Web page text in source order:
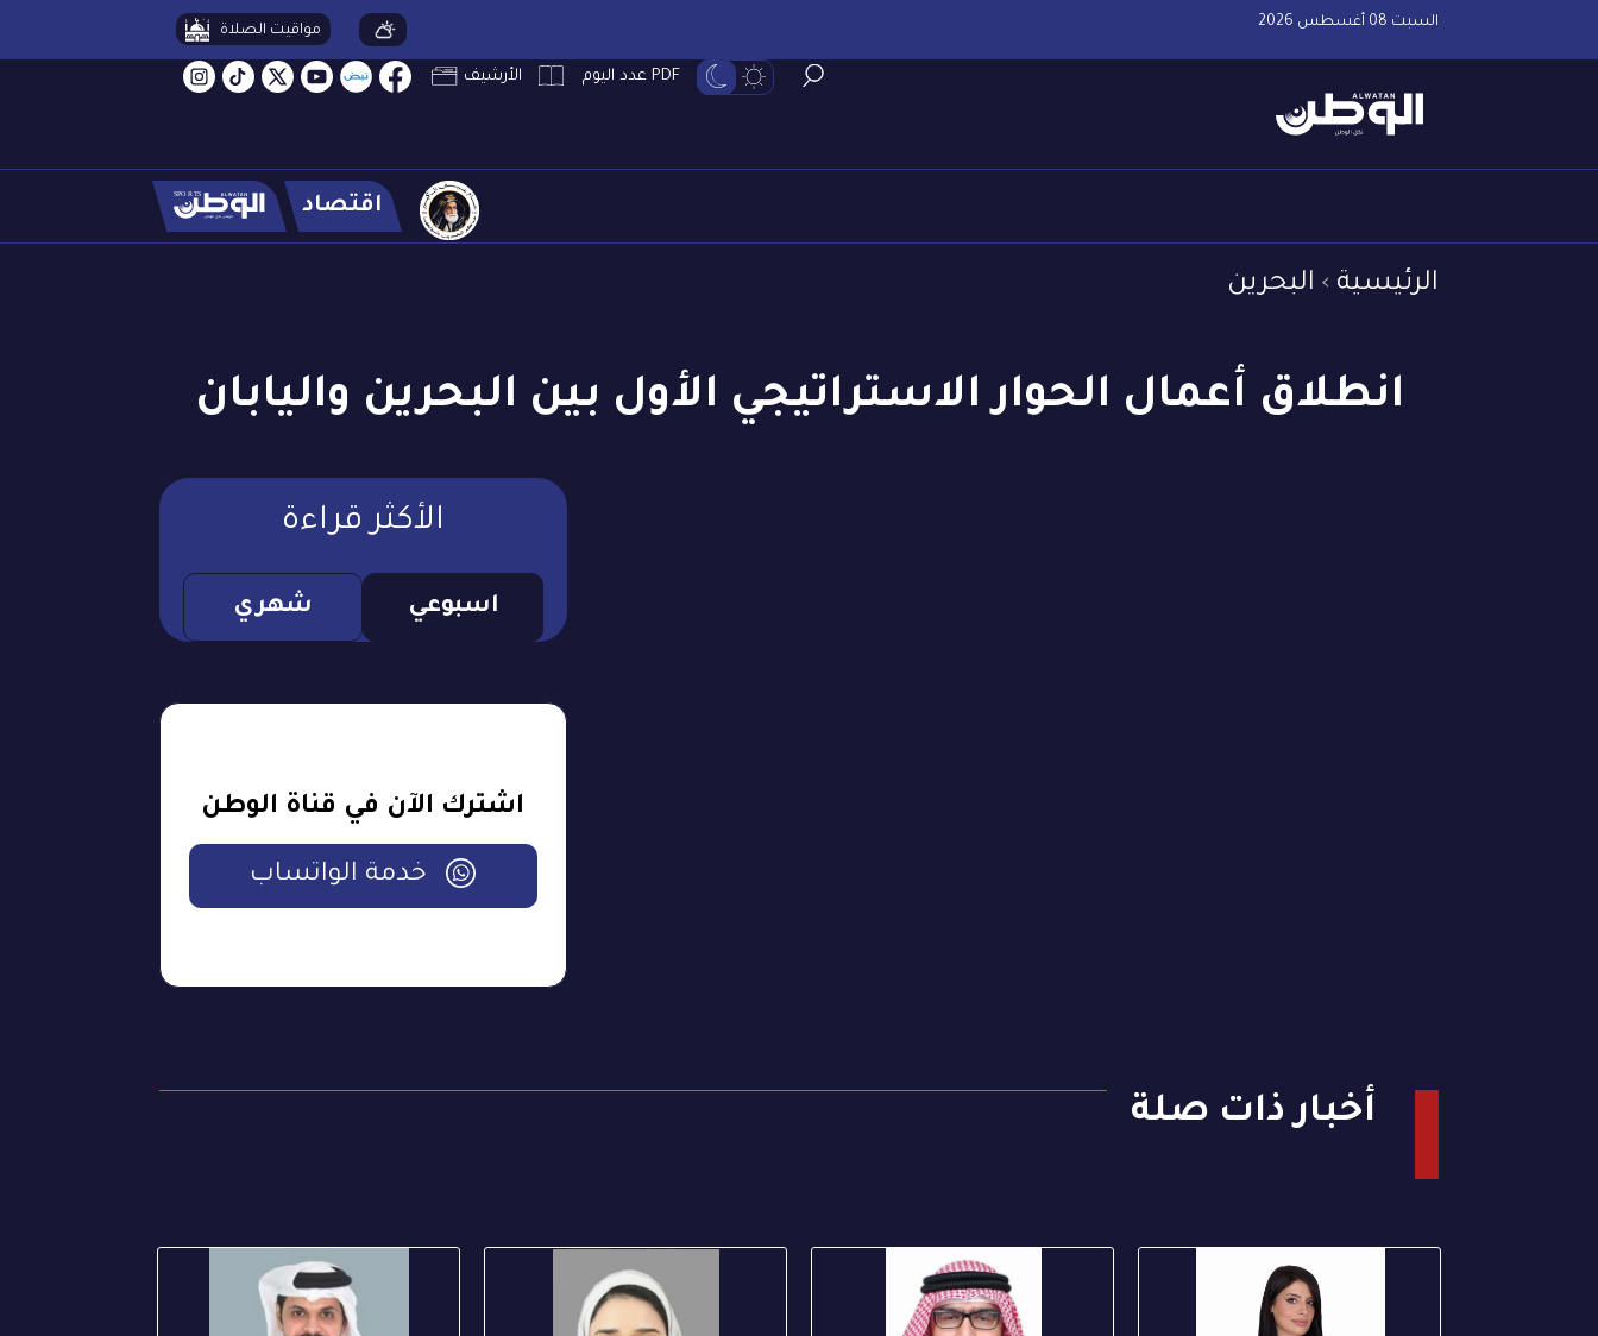
السبت 08 أغسطس 2026 مواقيت الصلاة
PDF عدد اليوم الأرشيف
اقتصاد
الرئيسية البحرين
انطلاق أعمال الحوار الاستراتيجي الأول بين البحرين واليابان
الأكثر قراءة
اسبوعي شهري
اشترك الآن في قناة الوطن
خدمة الواتساب
أخبار ذات صلة